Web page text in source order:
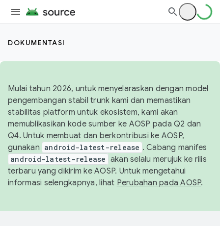
DOKUMENTASI
Mulai tahun 2026, untuk menyelaraskan dengan model
pengembangan stabil trunk kami dan memastikan
stabilitas platform untuk ekosistem, kami akan
memublikasikan kode sumber ke AOSP pada Q2 dan
Q4. Untuk membuat dan berkontribusi ke AOSP,
gunakan android-latest-release . Cabang manifes
android-latest-release akan selalu merujuk ke rilis
terbaru yang dikirim ke AOSP. Untuk mengetahui
informasi selengkapnya, lihat Perubahan pada AOSP.